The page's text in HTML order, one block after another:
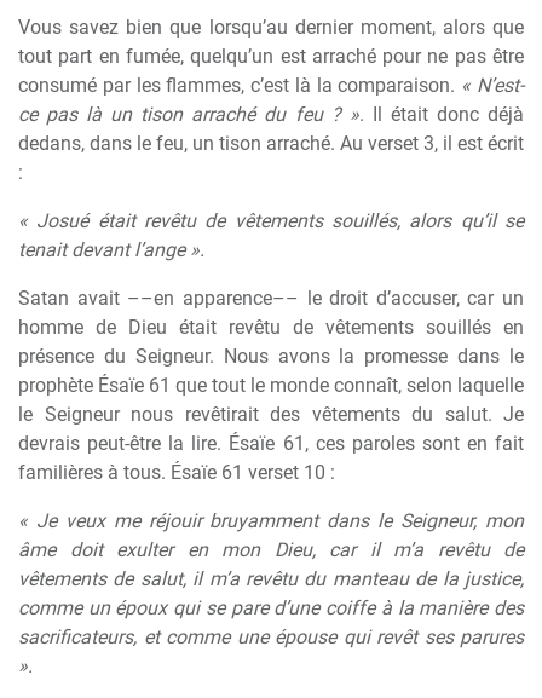
Vous savez bien que lorsqu’au dernier moment, alors que
tout part en fumée, quelqu’un est arraché pour ne pas être
consumé par les flammes, c’est là la comparaison. « N’est-
ce pas là un tison arraché du feu ? ». Il était donc déjà
dedans, dans le feu, un tison arraché. Au verset 3, il est écrit
:
« Josué était revêtu de vêtements souillés, alors qu’il se
tenait devant l’ange ».
Satan avait ––en apparence–– le droit d’accuser, car un
homme de Dieu était revêtu de vêtements souillés en
présence du Seigneur. Nous avons la promesse dans le
prophète Ésaïe 61 que tout le monde connaît, selon laquelle
le Seigneur nous revêtirait des vêtements du salut. Je
devrais peut-être la lire. Ésaïe 61, ces paroles sont en fait
familières à tous. Ésaïe 61 verset 10 :
« Je veux me réjouir bruyamment dans le Seigneur, mon
âme doit exulter en mon Dieu, car il m’a revêtu de
vêtements de salut, il m’a revêtu du manteau de la justice,
comme un époux qui se pare d’une coiffe à la manière des
sacrificateurs, et comme une épouse qui revêt ses parures
».